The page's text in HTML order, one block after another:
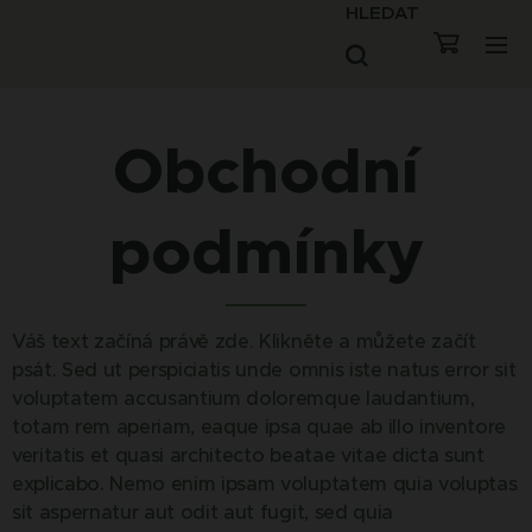
HLEDAT
Obchodní
podmínky
Váš text začíná právě zde. Klikněte a můžete začít
psát. Sed ut perspiciatis unde omnis iste natus error sit
voluptatem accusantium doloremque laudantium,
totam rem aperiam, eaque ipsa quae ab illo inventore
veritatis et quasi architecto beatae vitae dicta sunt
explicabo. Nemo enim ipsam voluptatem quia voluptas
sit aspernatur aut odit aut fugit, sed quia